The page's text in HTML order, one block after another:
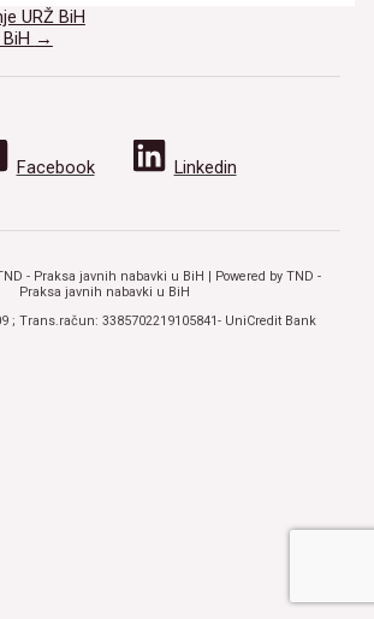
URŽ BiH
→
Facebook Linkedin
- Praksa javnih nabavki u BiH | Powered by TND -
Praksa javnih nabavki u BiH
; Trans.račun: 3385702219105841- UniCredit Bank